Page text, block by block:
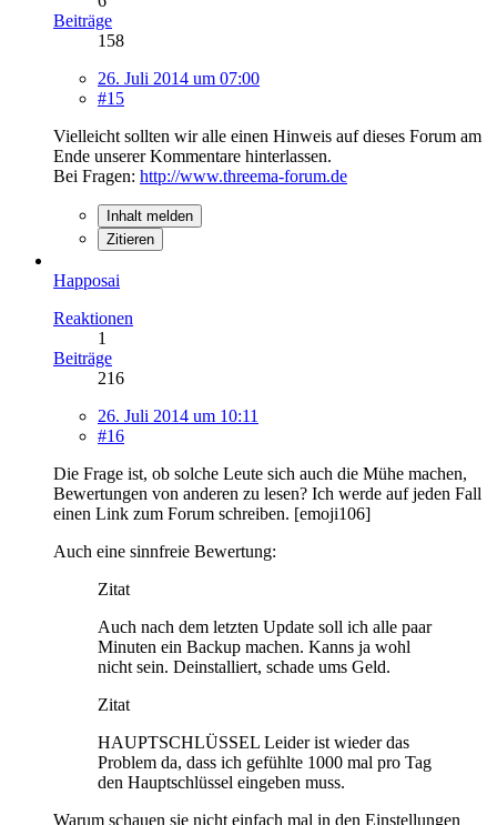
Beiträge
158
26. Juli 2014 um 07:00
#15
Vielleicht sollten wir alle einen Hinweis auf dieses Forum am
Ende unserer Kommentare hinterlassen.
Bei Fragen: http://www.threema-forum.de
Inhalt melden
Zitieren
Happosai
Reaktionen
1
Beiträge
216
26. Juli 2014 um 10:11
#16
Die Frage ist, ob solche Leute sich auch die Mühe machen,
Bewertungen von anderen zu lesen? Ich werde auf jeden Fall
einen Link zum Forum schreiben. [emoji106]
Auch eine sinnfreie Bewertung:
Zitat
Auch nach dem letzten Update soll ich alle paar
Minuten ein Backup machen. Kanns ja wohl
nicht sein. Deinstalliert, schade ums Geld.
Zitat
HAUPTSCHLÜSSEL Leider ist wieder das
Problem da, dass ich gefühlte 1000 mal pro Tag
den Hauptschlüssel eingeben muss.
Warum schauen sie nicht einfach mal in den Einstellungen